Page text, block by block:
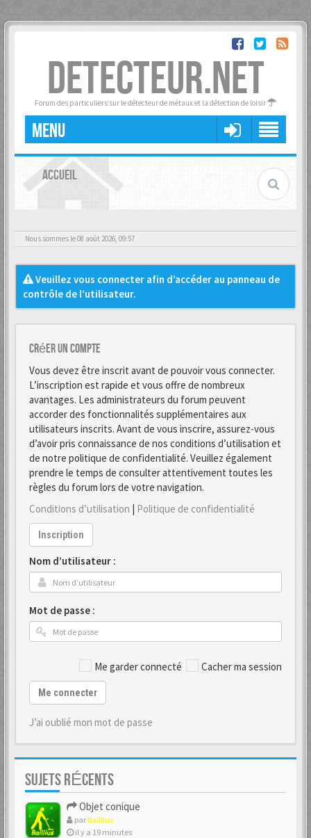
DETECTEUR.NET
Forum des particuliers sur le détecteur de métaux et la détection de loisir
MENU
ACCUEIL
Nous sommes le 08 août 2026, 09:57
Veuillez vous connecter afin d’accéder au panneau de
contrôle de l’utilisateur.
Créer un Compte
Vous devez être inscrit avant de pouvoir vous connecter.
L’inscription est rapide et vous offre de nombreux
avantages. Les administrateurs du forum peuvent
accorder des fonctionnalités supplémentaires aux
utilisateurs inscrits. Avant de vous inscrire, assurez-vous
d’avoir pris connaissance de nos conditions d’utilisation et
de notre politique de confidentialité. Veuillez également
prendre le temps de consulter attentivement toutes les
règles du forum lors de votre navigation.
Conditions d’utilisation | Politique de confidentialité
Inscription
Nom d’utilisateur :
Mot de passe :
Me garder connecté Cacher ma session
Me connecter
J’ai oublié mon mot de passe
SUJETS RÉCENTS
Objet conique
parBaillius
il y a 19 minutes